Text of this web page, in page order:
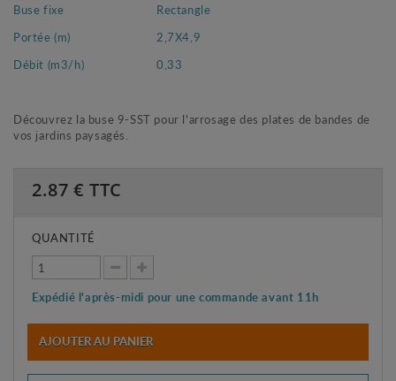
Buse fixe
Rectangle
Portée (m)
2,7X4,9
Débit (m3/h)
0,33
Découvrez la buse 9-SST pour l'arrosage des plates de bandes de
vos jardins paysagés.
2.87 € TTC
QUANTITÉ
Expédié l'après-midi pour une commande avant 11h
AJOUTER AU PANIER